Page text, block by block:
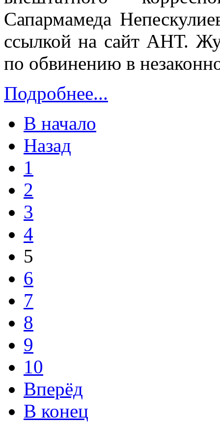
Сапармамеда
ссылкой на сайт АНТ.
по обвинению в
Подробнее...
В начало
Назад
1
2
3
4
5
6
7
8
9
10
Вперёд
В конец